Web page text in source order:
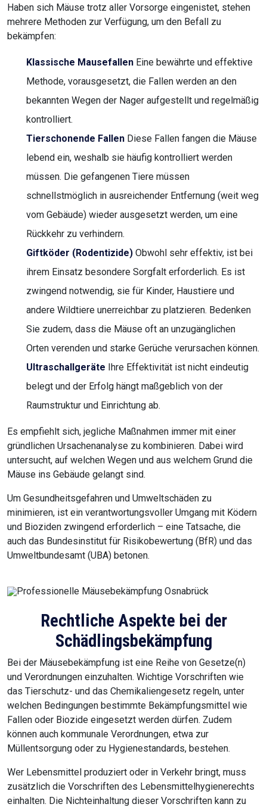
Haben sich Mäuse trotz aller Vorsorge eingenistet, stehen
mehrere Methoden zur Verfügung, um den Befall zu
bekämpfen:
Klassische Mausefallen Eine bewährte und effektive
Methode, vorausgesetzt, die Fallen werden an den
bekannten Wegen der Nager aufgestellt und regelmäßig
kontrolliert.
Tierschonende Fallen Diese Fallen fangen die Mäuse
lebend ein, weshalb sie häufig kontrolliert werden
müssen. Die gefangenen Tiere müssen
schnellstmöglich in ausreichender Entfernung (weit weg
vom Gebäude) wieder ausgesetzt werden, um eine
Rückkehr zu verhindern.
Giftköder (Rodentizide) Obwohl sehr effektiv, ist bei
ihrem Einsatz besondere Sorgfalt erforderlich. Es ist
zwingend notwendig, sie für Kinder, Haustiere und
andere Wildtiere unerreichbar zu platzieren. Bedenken
Sie zudem, dass die Mäuse oft an unzugänglichen
Orten verenden und starke Gerüche verursachen können.
Ultraschallgeräte Ihre Effektivität ist nicht eindeutig
belegt und der Erfolg hängt maßgeblich von der
Raumstruktur und Einrichtung ab.
Es empfiehlt sich, jegliche Maßnahmen immer mit einer
gründlichen Ursachenanalyse zu kombinieren. Dabei wird
untersucht, auf welchen Wegen und aus welchem Grund die
Mäuse ins Gebäude gelangt sind.
Um Gesundheitsgefahren und Umweltschäden zu
minimieren, ist ein verantwortungsvoller Umgang mit Ködern
und Bioziden zwingend erforderlich – eine Tatsache, die
auch das Bundesinstitut für Risikobewertung (BfR) und das
Umweltbundesamt (UBA) betonen.
Rechtliche Aspekte bei der
Schädlingsbekämpfung
Bei der Mäusebekämpfung ist eine Reihe von Gesetze(n)
und Verordnungen einzuhalten. Wichtige Vorschriften wie
das Tierschutz- und das Chemikaliengesetz regeln, unter
welchen Bedingungen bestimmte Bekämpfungsmittel wie
Fallen oder Biozide eingesetzt werden dürfen. Zudem
können auch kommunale Verordnungen, etwa zur
Müllentsorgung oder zu Hygienestandards, bestehen.
Wer Lebensmittel produziert oder in Verkehr bringt, muss
zusätzlich die Vorschriften des Lebensmittelhygienerechts
einhalten. Die Nichteinhaltung dieser Vorschriften kann zu